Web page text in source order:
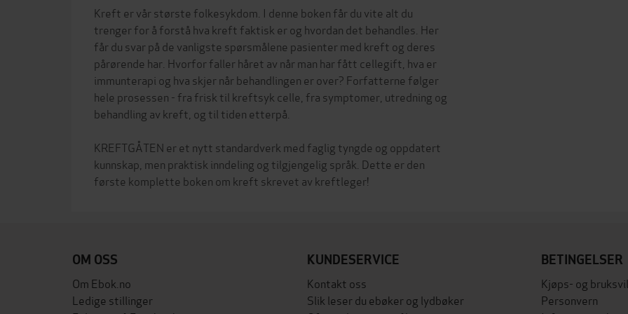
Kreft er vår største folkesykdom. I denne boken får du vite alt du
trenger for å forstå hva kreft faktisk er og hvordan det behandles. Her
får du svar på de vanligste spørsmålene pasienter med kreft og deres
pårørende har. Hvorfor faller håret av når man har fått cellegift, hva er
immunterapi og hva skjer når behandlingen er over? Forfatterne følger
hele prosessen - fra frisk til kreftsyk celle, fra symptomer, utredning og
behandling av kreft, og til tiden etterpå.
KREFTGÅTEN er et nytt standardverk med faglig tyngde og oppdatert
kunnskap, men praktisk inndeling og tilgjengelig språk. Dette er den
OM OSS
Om Ebok.no
Ledige stillinger
KUNDESERVICE
Kontakt oss
Slik leser du ebøker og lydbøker
BETINGELSER
Kjøps- og
Personvern